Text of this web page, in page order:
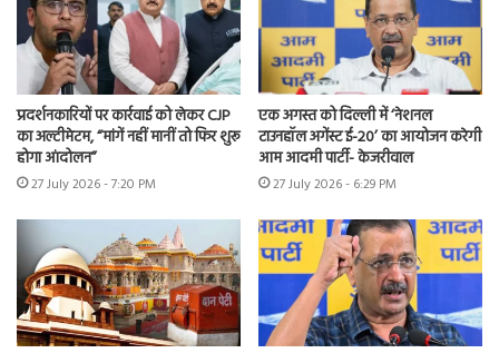
प्रदर्शनकारियों पर कार्रवाई को लेकर CJP
का अल्टीमेटम, “मांगें नहीं मानीं तो फिर शुरू
होगा आंदोलन”
27 July 2026 - 7:20 PM
एक अगस्त को दिल्ली में ‘नेशनल
टाउनहॉल अगेंस्ट ई-20’ का आयोजन करेगी
आम आदमी पार्टी- केजरीवाल
27 July 2026 - 6:29 PM